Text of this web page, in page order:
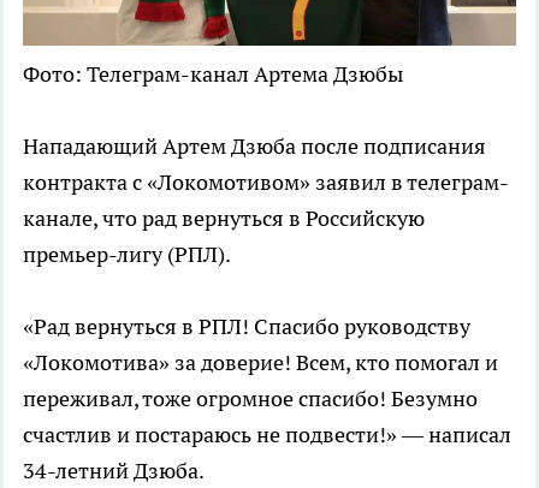
Фото: Телеграм-канал Артема Дзюбы
Нападающий Артем Дзюба после подписания
контракта с «Локомотивом» заявил в телеграм-
канале, что рад вернуться в Российскую
премьер-лигу (РПЛ).
«Рад вернуться в РПЛ! Спасибо руководству
«Локомотива» за доверие! Всем, кто помогал и
переживал, тоже огромное спасибо! Безумно
счастлив и постараюсь не подвести!» — написал
34-летний Дзюба.